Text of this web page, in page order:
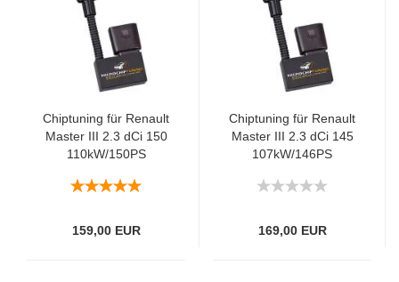
Chiptuning für Renault
Master III 2.3 dCi 150
110kW/150PS
159,00 EUR
Chiptuning für Renault
Master III 2.3 dCi 145
107kW/146PS
169,00 EUR